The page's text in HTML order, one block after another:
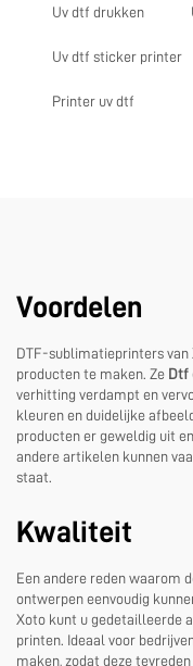
Uv dtf drukken
Uv dtf sticker printer
Printer uv dtf
Voordelen
DTF-sublimatieprinters
producten te maken. Ze Dtf
verhitting verdampt en
kleuren en duidelijke
producten er geweldig uit
andere artikelen kunnen
staat.
Kwaliteit
Een andere reden waarom
ontwerpen eenvoudig
Xoto kunt u gedetailleerde
printen. Ideaal voor
maken, zodat deze